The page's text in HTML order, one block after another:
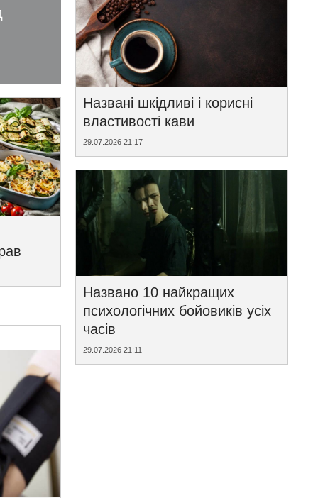
Названі шкідливі і корисні
властивості кави
29.07.2026 21:17
Названо 10 найкращих
психологічних бойовиків усіх
часів
29.07.2026 21:11